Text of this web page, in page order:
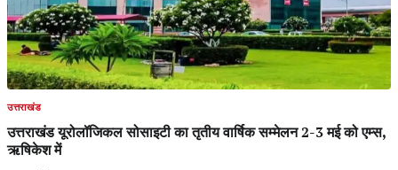
उत्तराखंड
उत्तराखंड यूरोलॉजिकल सोसाइटी का तृतीय वार्षिक सम्मेलन 2-3 मई को एम्स,
ऋषिकेश में